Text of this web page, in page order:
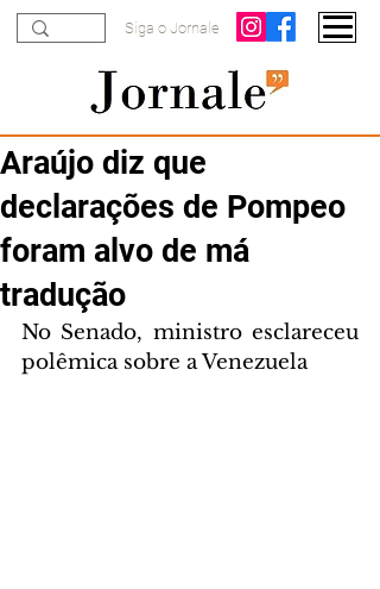
Siga o Jornale
Araújo diz que
declarações de Pompeo
foram alvo de má
tradução
No Senado, ministro esclareceu
polêmica sobre a Venezuela